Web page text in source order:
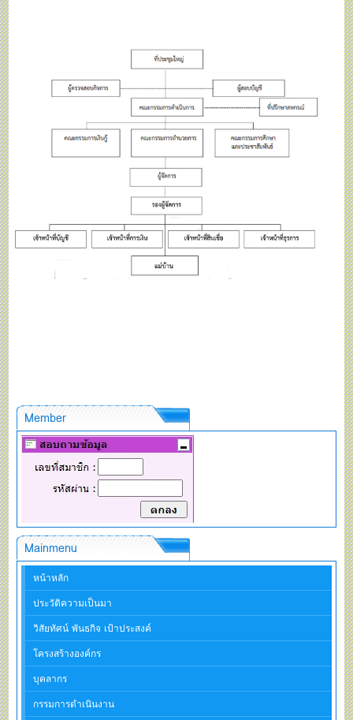
Member
Mainmenu
หน้าหลัก
ประวัติความเป็นมา
วิสัยทัศน์ พันธกิจ เป้าประสงค์
โครงสร้างองค์กร
บุคลากร
กรรมการดำเนินงาน